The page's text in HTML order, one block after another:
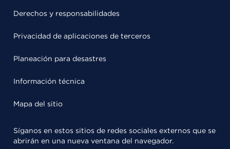
Derechos y responsabilidades
Privacidad de aplicaciones de terceros
Planeación para desastres
Información técnica
Mapa del sitio
Síganos en estos sitios de redes sociales externos que se
abrirán en una nueva ventana del navegador.